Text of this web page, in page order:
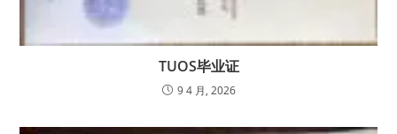
TUOS毕业证
9 4 月, 2026